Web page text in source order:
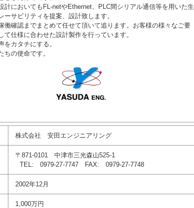
計においてもFL-netやEthernet、PLC間シリアル通信等を用いた生
ーサビリティを提案、設計致します。
働確認までまとめて任せて頂いて追ります。お客様の様々なご要
て仕様に合わせた設計製作を行っています。
カタチにする。
の使命です。
株式会社 安田エンジニアリング
〒871-0101 中津市三光森山525-1
TEL: 0979-27-7747 FAX: 0979-27-7748
2002年12月
1,000万円